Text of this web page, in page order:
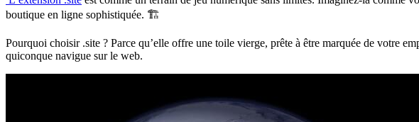
boutique en ligne sophistiquée. 🏗️
Pourquoi choisir .site ? Parce qu’elle offre une toile vierge, prête à être marquée de votre
quiconque navigue sur le web.